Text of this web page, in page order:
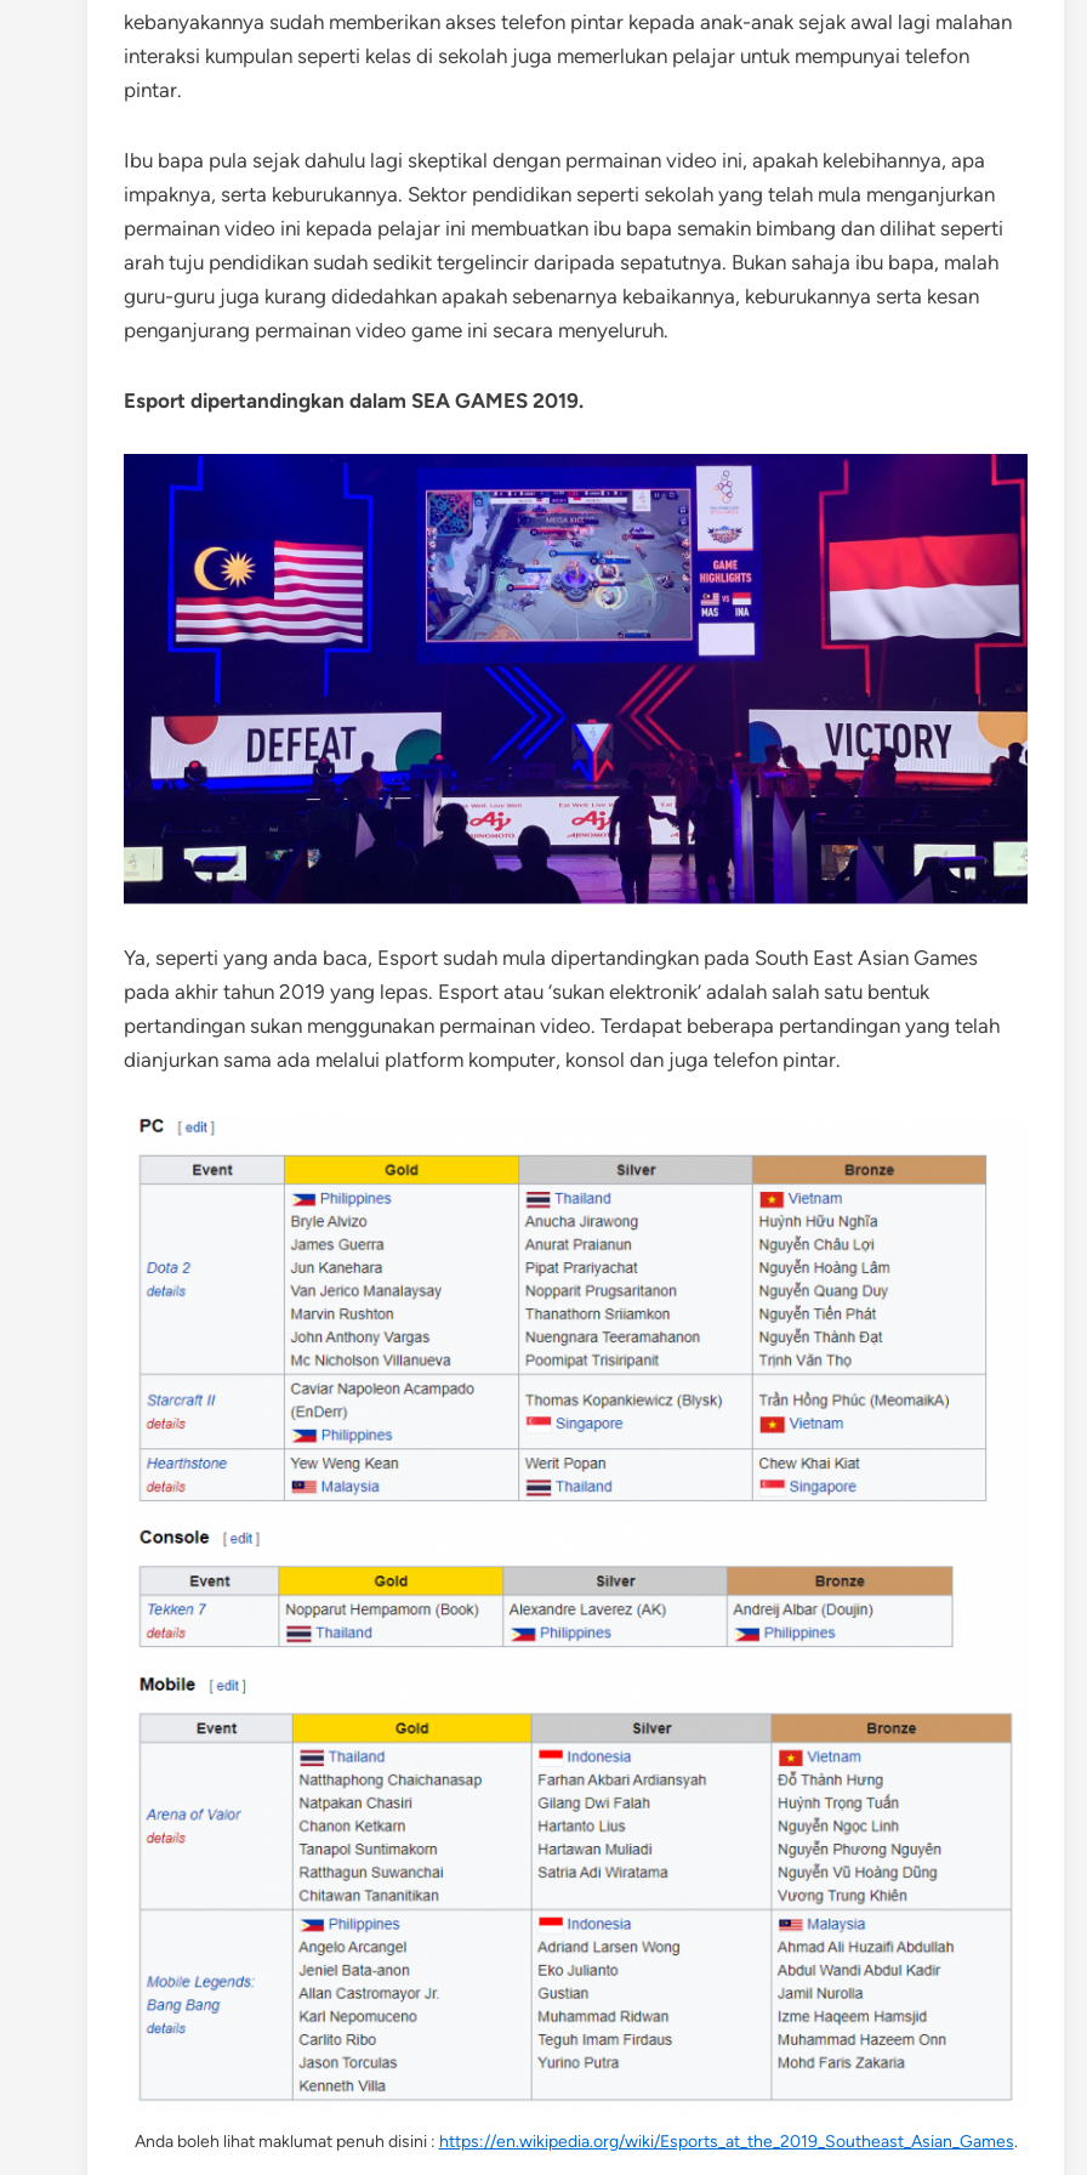
kebanyakannya sudah memberikan akses telefon pintar kepada anak-anak sejak awal lagi malahan
interaksi kumpulan seperti kelas di sekolah juga memerlukan pelajar untuk mempunyai telefon
pintar.
Ibu bapa pula sejak dahulu lagi skeptikal dengan permainan video ini, apakah kelebihannya, apa
impaknya, serta keburukannya. Sektor pendidikan seperti sekolah yang telah mula menganjurkan
permainan video ini kepada pelajar ini membuatkan ibu bapa semakin bimbang dan dilihat seperti
arah tuju pendidikan sudah sedikit tergelincir daripada sepatutnya. Bukan sahaja ibu bapa, malah
guru-guru juga kurang didedahkan apakah sebenarnya kebaikannya, keburukannya serta kesan
penganjurang permainan video game ini secara menyeluruh.
Esport dipertandingkan dalam SEA GAMES 2019.
Ya, seperti yang anda baca, Esport sudah mula dipertandingkan pada South East Asian Games
pada akhir tahun 2019 yang lepas. Esport atau ‘sukan elektronik’ adalah salah satu bentuk
pertandingan sukan menggunakan permainan video. Terdapat beberapa pertandingan yang telah
dianjurkan sama ada melalui platform komputer, konsol dan juga telefon pintar.
Anda boleh lihat maklumat penuh disini : https://en.wikipedia.org/wiki/Esports_at_the_2019_Southeast_Asian_Games.